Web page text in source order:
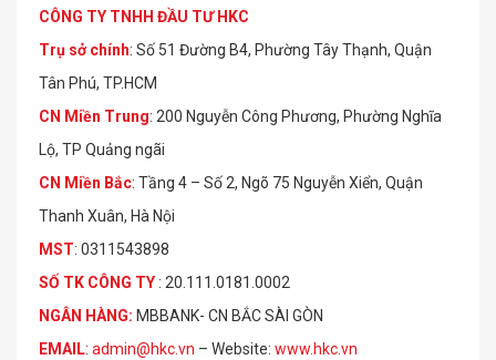
CÔNG TY TNHH ĐẦU TƯ HKC
Trụ sở chính: Số 51 Đường B4, Phường Tây Thạnh, Quận
Tân Phú, TP.HCM
CN Miền Trung: 200 Nguyễn Công Phương, Phường Nghĩa
Lộ, TP Quảng ngãi
CN Miền Bắc: Tầng 4 – Số 2, Ngõ 75 Nguyễn Xiển, Quận
Thanh Xuân, Hà Nội
MST: 0311543898
SỐ TK CÔNG TY : 20.111.0181.0002
NGÂN HÀNG: MBBANK- CN BẮC SÀI GÒN
EMAIL: admin@hkc.vn – Website: www.hkc.vn